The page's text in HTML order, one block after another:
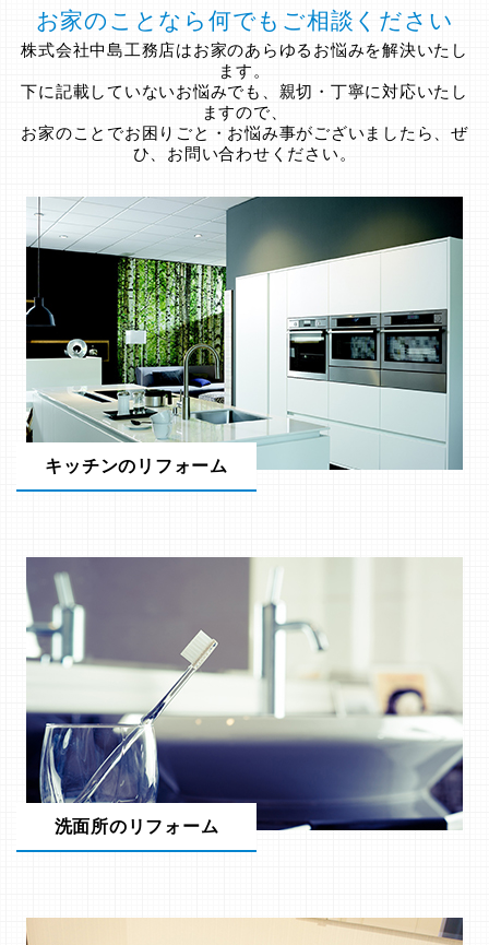
お家のことなら何でもご相談ください
株式会社中島工務店はお家のあらゆるお悩みを解決いたし
ます。
下に記載していないお悩みでも、親切・丁寧に対応いたし
ますので、
お家のことでお困りごと・お悩み事がございましたら、ぜ
ひ、お問い合わせください。
キッチンのリフォーム
洗面所のリフォーム